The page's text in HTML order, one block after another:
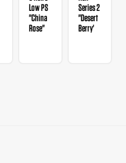
Low PS
"China
Rose"
Series 2
"Desert
Berry'